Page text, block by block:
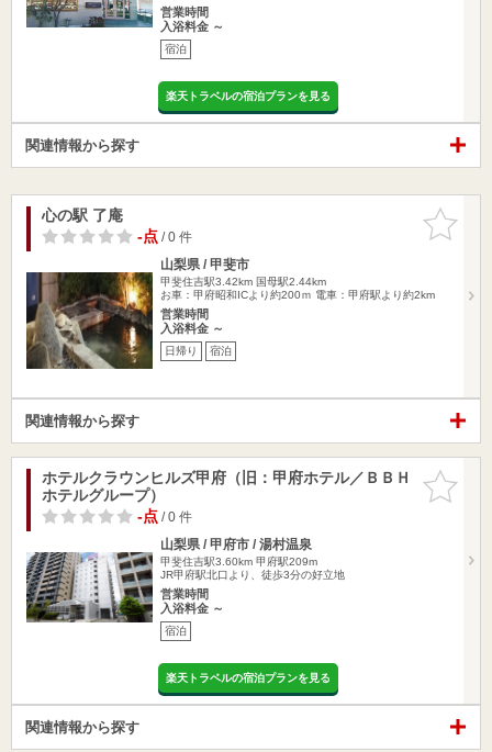
営業時間
入浴料金 ～
宿泊
楽天トラベルの宿泊プランを見る
関連情報から探す
お気に入
りに追加
心の駅 了庵
-点/ 0 件
山梨県 / 甲斐市
甲斐住吉駅3.42km 国母駅2.44km
お車：甲府昭和ICより約200ｍ 電車：甲府駅より約2km
営業時間
入浴料金 ～
日帰り 宿泊
関連情報から探す
お気に入
りに追加
ホテルクラウンヒルズ甲府（旧：甲府ホテル／ＢＢＨ
ホテルグループ）
-点/ 0 件
山梨県 / 甲府市 / 湯村温泉
甲斐住吉駅3.60km 甲府駅209m
JR甲府駅北口より、徒歩3分の好立地
営業時間
入浴料金 ～
宿泊
楽天トラベルの宿泊プランを見る
関連情報から探す